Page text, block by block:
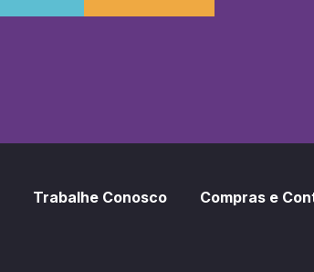
Trabalhe Conosco Compras e